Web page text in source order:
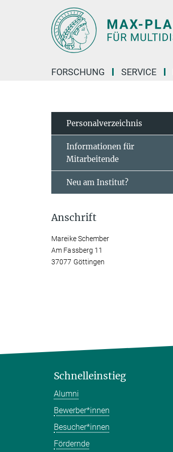
FORSCHUNG SERVICE
Personal­verzeichnis
Informationen für
Mitarbeitende
Neu am Institut?
Anschrift
Mareike Schember
Am Fassberg 11
37077 Göttingen
Schnelleinstieg
Alumni
Bewerber*innen
Besucher*innen
Fördernde